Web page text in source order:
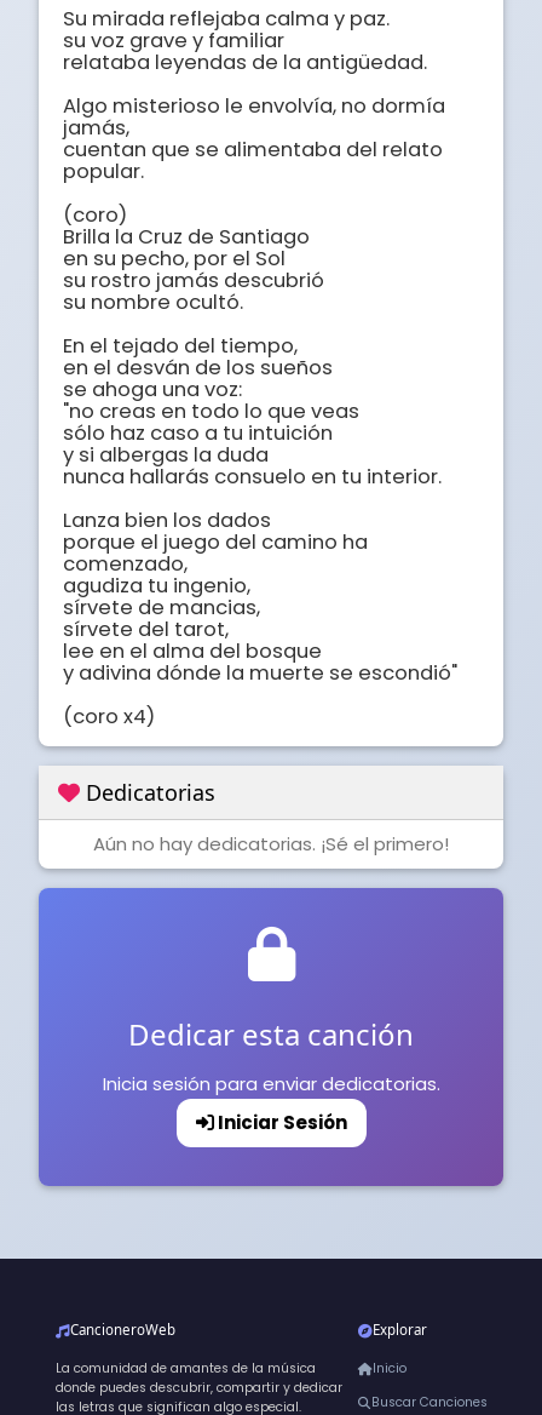
Su mirada reflejaba calma y paz.
su voz grave y familiar
relataba leyendas de la antigüedad.
Algo misterioso le envolvía, no dormía
jamás,
cuentan que se alimentaba del relato
popular.
(coro)
Brilla la Cruz de Santiago
en su pecho, por el Sol
su rostro jamás descubrió
su nombre ocultó.
En el tejado del tiempo,
en el desván de los sueños
se ahoga una voz:
"no creas en todo lo que veas
sólo haz caso a tu intuición
y si albergas la duda
nunca hallarás consuelo en tu interior.
Lanza bien los dados
porque el juego del camino ha
comenzado,
agudiza tu ingenio,
sírvete de mancias,
sírvete del tarot,
lee en el alma del bosque
y adivina dónde la muerte se escondió"
(coro x4)
Dedicatorias
Aún no hay dedicatorias. ¡Sé el primero!
Dedicar esta canción
Inicia sesión para enviar dedicatorias.
Iniciar Sesión
CancioneroWeb
La comunidad de amantes de la música
donde puedes descubrir, compartir y dedicar
las letras que significan algo especial.
Explorar
Inicio
Buscar Canciones